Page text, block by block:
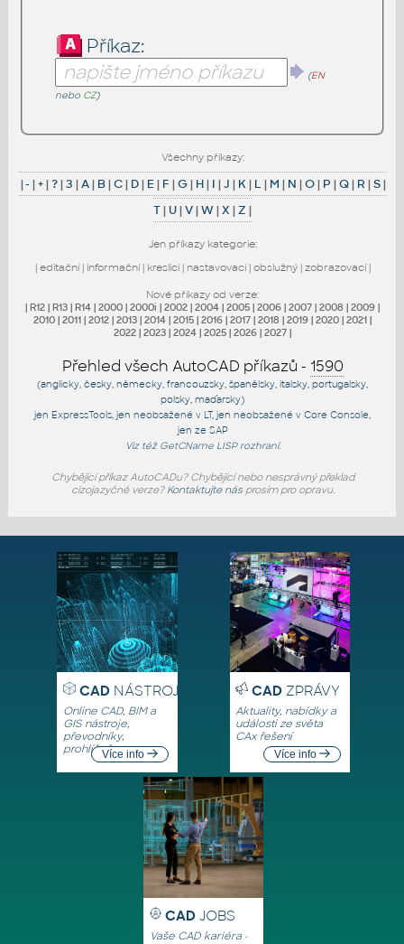
Příkaz:
(EN
nebo CZ)
Všechny příkazy:
|- |+|?|3 |A| B|C| D| E| F |G| H| I |J | K| L | M | N |O| P |Q| R |S|
T| U|V|W|X |Z |
Jen příkazy kategorie:
| editační| informační| kreslicí| nastavovací| obslužný| zobrazovací|
Nové příkazy od verze:
| R12 | R13 | R14 | 2000 | 2000i | 2002 | 2004 | 2005 | 2006 | 2007 | 2008 | 2009 |
2010 | 2011 | 2012 | 2013 | 2014 | 2015 | 2016 | 2017 | 2018 | 2019 | 2020 | 2021 |
2022 | 2023 | 2024 | 2025 | 2026 | 2027 |
Přehled všech AutoCAD příkazů - 1590
(anglicky, česky, německy, francouzsky, španělsky, italsky, portugalsky,
polsky, maďarsky)
jen ExpressTools , jen neobsažené v LT, jen neobsažené v Core Console
jen ze SAP
Viz též GetCNameLISP rozhraní.
Chybějící příkaz AutoCADu? Chybějící nebo nesprávný překlad
cizojazyčné verze? Kontaktujte násprosím pro opravu.
CADNÁSTROJE
Online CAD, BIM a
GIS nástroje,
převodníky,
prohlížečeVíce info
CADZPRÁVY
Aktuality, nabídky a
události ze světa
CAx řešení
Více info
CAD JOBS
Vaše CAD kariéra -